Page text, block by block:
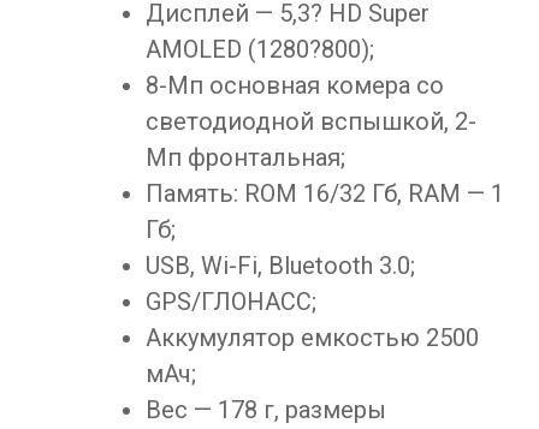
Дисплей — 5,3? HD Super
AMOLED (1280?800);
8-Мп основная комера со
светодиодной вспышкой, 2-
Мп фронтальная;
Память: ROM 16/32 Гб, RAM — 1
Гб;
USB, Wi-Fi, Bluetooth 3.0;
GPS/ГЛОНАСС;
Аккумулятор емкостью 2500
мАч;
Вес — 178 г, размеры